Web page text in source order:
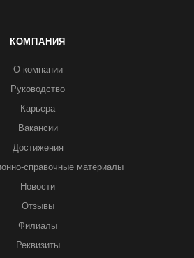
КОМПАНИЯ
О компании
Руководство
Карьера
Вакансии
Достижения
справочные материалы
Новости
Отзывы
Филиалы
Реквизиты